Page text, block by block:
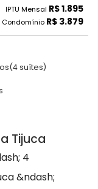
IPTU Mensal R$ 1.895
Condomínio R$ 3.879
(4 suítes)
Tijuca
4
&ndash;